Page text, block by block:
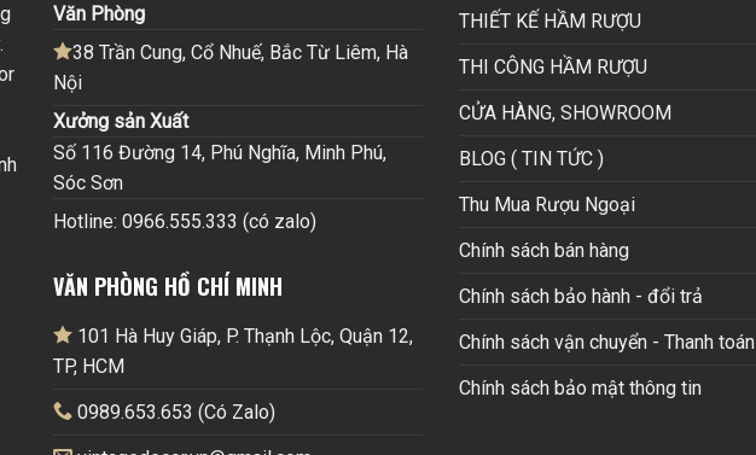
Văn Phòng
38 Trần Cung, Cổ Nhuế, Bắc Từ Liêm, Hà
Nội
Xưởng sản Xuất
Số 116 Đường 14, Phú Nghĩa, Minh Phú,
Sóc Sơn
Hotline: 0966.555.333 (có zalo)
VĂN PHÒNG HỒ CHÍ MINH
101 Hà Huy Giáp, P. Thạnh Lộc, Quận 12,
TP, HCM
0989.653.653 (Có Zalo)
THIẾT KẾ HẦM RƯỢU
THI CÔNG HẦM RƯỢU
CỬA HÀNG, SHOWROOM
BLOG ( TIN TỨC )
Thu Mua Rượu Ngoại
Chính sách bán hàng
Chính sách bảo hành - đổi trả
Chính sách vận chuyển - Thanh toán
Chính sách bảo mật thông tin